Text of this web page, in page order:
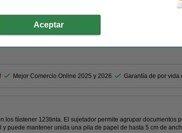
Comprar
Mejor Comercio Online 2025 y 2026 Garantía de por vida
los fástener 123tinta. El sujetador permite agrupar documentos
puede mantener unida una pila de papel de hasta 5 cm de
Aceptar